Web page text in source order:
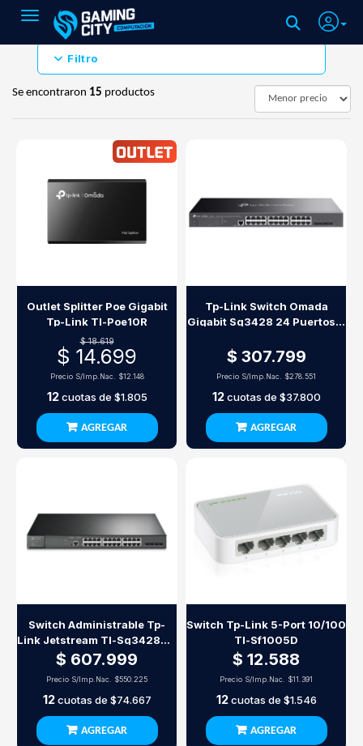
Toggle navigation
Filtro
Se encontraron 15 productos
Outlet Splitter Poe Gigabit
Tp-Link Tl-Poe10R
$ 18.619
$ 14.699
Precio S/Imp.Nac. $12.148
12cuotas de $1.805
AGREGAR
Tp-Link Switch Omada
Gigabit Sg3428 24 Puertos +
$ 307.799
Precio S/Imp.Nac. $278.551
12cuotas de $37.800
AGREGAR
Switch Administrable Tp-
Link Jetstream Tl-Sg3428Mp
28 Puertos Gigabit Poe+ L2
$ 607.999
Precio S/Imp.Nac. $550.225
12cuotas de $74.667
AGREGAR
Switch Tp-Link 5-Port 10/100
Tl-Sf1005D
$ 12.588
Precio S/Imp.Nac. $11.391
12cuotas de $1.546
AGREGAR